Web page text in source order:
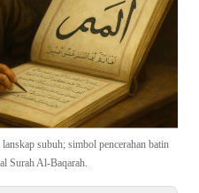
subuh; simbol pencerahan batin
Surah Al-Baqarah.